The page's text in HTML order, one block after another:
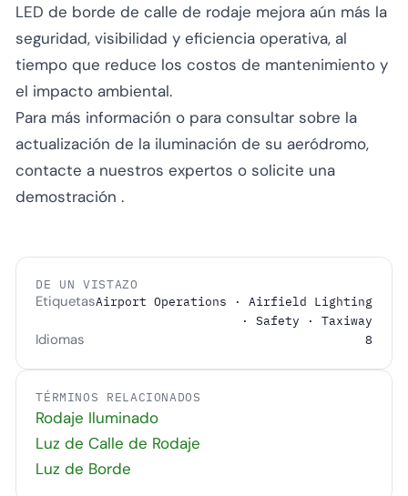
LED de borde de calle de rodaje mejora aún más la
seguridad, visibilidad y eficiencia operativa, al
tiempo que reduce los costos de mantenimiento y
el impacto ambiental.
Para más información o para consultar sobre la
actualización de la iluminación de su aeródromo,
contacte a nuestros expertos o solicite una
demostración .
DE UN VISTAZO
EtiquetasAirport Operations · Airfield Lighting
· Safety · Taxiway
Idiomas 8
TÉRMINOS RELACIONADOS
Rodaje Iluminado
Luz de Calle de Rodaje
Luz de Borde